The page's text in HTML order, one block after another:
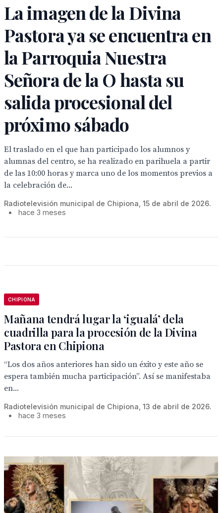
La imagen de la Divina
Pastora ya se encuentra en
la Parroquia Nuestra
Señora de la O hasta su
salida procesional del
próximo sábado
El traslado en el que han participado los alumnos y
alumnas del centro, se ha realizado en parihuela a partir
de las 10:00 horas y marca uno de los momentos previos a
la celebración de...
Radiotelevisión municipal de Chipiona, 15 de abril de 2026.
•
hace 3 meses
CHIPIONA
Mañana tendrá lugar la ‘igualá’ dela
cuadrilla para la procesión de la Divina
Pastora en Chipiona
“Los dos años anteriores han sido un éxito y este año se
espera también mucha participación”. Así se manifestaba
en...
Radiotelevisión municipal de Chipiona, 13 de abril de 2026.
•
hace 3 meses